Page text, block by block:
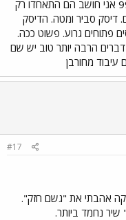
כי יהלי סובול הוא דיסק סולו לבד ב 99 אני חושב הם התאחדו רק
סביר ומטה. הדיסק
פתוחים גרוע. פשוט ככה.
הרבה יותר טוב יש שם
מחורבן
#17
אהבתי את "גשם חזק".
שיר נחמד ביותר.